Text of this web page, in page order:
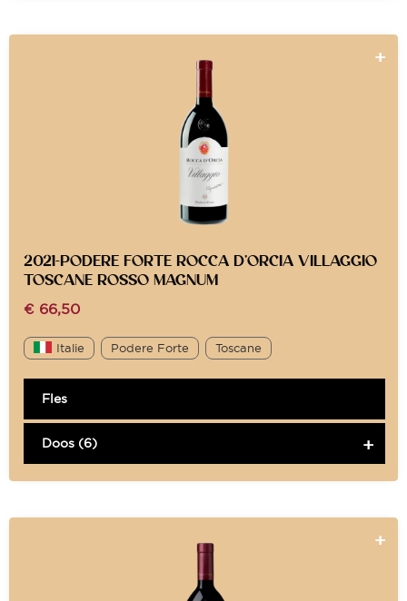
2021-PODERE FORTE ROCCA D’ORCIA VILLAGGIO
TOSCANE ROSSO MAGNUM
€ 66,50
Italie Podere Forte Toscane
Fles
Doos (6)